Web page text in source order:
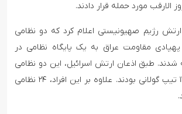
الارقب مورد حمله قرار دادند.
ماه، ارتش رژیم صهیونیستی اعلام کرد که دو نظامی
پهپادی مقاومت عراق به یک پایگاه نظامی در
شدند. طبق اذعان ارتش اسرائیل، این دو نظامی
از نیروهای گردان ۱۳ تیپ گولانی بودند. علاوه بر این افراد، ۲۴ نظامی